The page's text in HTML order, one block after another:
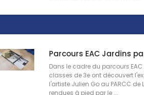
Parcours EAC Jardins
Dans le cadre du parcours
classes de 3e ont découvert
l'artiste Julien Go au PARCC
rendues à pied par le ...